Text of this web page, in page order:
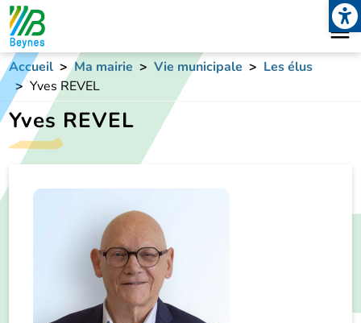
Accueil Ma mairie Vie municipale
Les élus
Yves REVEL
Yves REVEL